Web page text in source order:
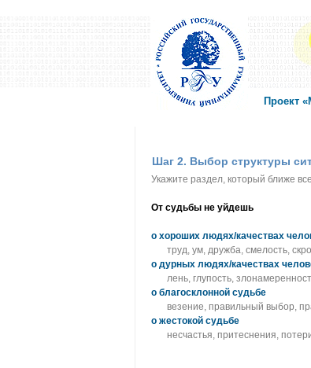
Проект
Шаг 2. Выбор структуры
Укажите раздел, который ближе
От судьбы не уйдешь
о хороших людях/качествах
труд, ум, дружба, смелость,
о дурных людях/качествах
лень, глупость,
о благосклонной судьбе
везение, правильный выбор,
о жестокой судьбе
несчастья, притеснения,